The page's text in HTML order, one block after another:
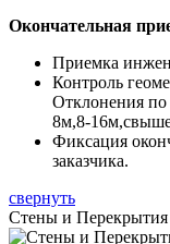
Окончательная
Приемка
Контроль
Отклонения по
8м,8-
Фиксация
заказчика.
свернуть
Стены и